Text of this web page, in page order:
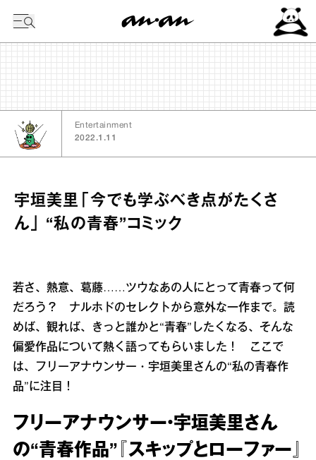
Entertainment
2022.1.11
宇垣美里「今でも学ぶべき点がたくさ
ん」 “私の青春”コミック
若さ、熱意、葛藤……ツウなあの人にとって青春って何
だろう？ ナルホドのセレクトから意外な一作まで。読
めば、観れば、きっと誰かと“青春”したくなる、そんな
偏愛作品について熱く語ってもらいました！ ここで
は、フリーアナウンサー・宇垣美里さんの“私の青春作
品”に注目！
フリーアナウンサー・宇垣美里さん
の“青春作品”『スキップとローファー』